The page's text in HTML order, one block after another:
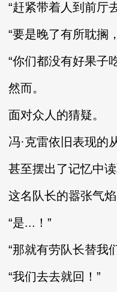
“赶紧带着人到前厅
“要是晚了有所耽搁
“你们都没有好果子
然而。
面对众人的猜疑。
冯·克雷依旧表现的
甚至摆出了记忆中读
这名队长的嚣张气焰
“是...！”
“那就有劳队长替我
“我们去去就回！”